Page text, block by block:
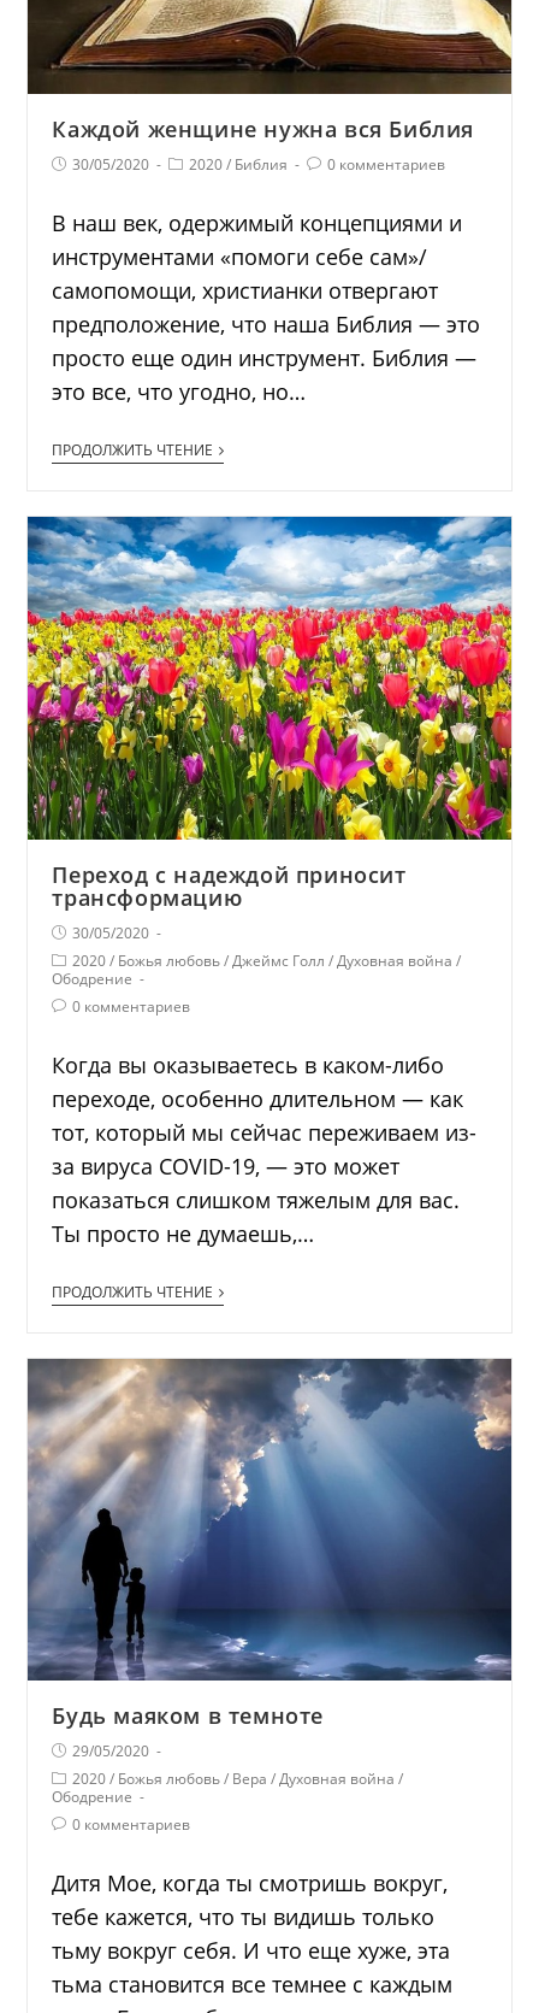
Каждой женщине нужна вся Библия
30/05/2020 2020 / Библия 0 комментариев
В наш век, одержимый концепциями и
инструментами «помоги себе сам»/
самопомощи, христианки отвергают
предположение, что наша Библия — это
просто еще один инструмент. Библия —
это все, что угодно, но…
ПРОДОЛЖИТЬ ЧТЕНИЕ
Переход с надеждой приносит
трансформацию
30/05/2020
2020 / Божья любовь / Джеймс Голл / Духовная война /
Ободрение
0 комментариев
Когда вы оказываетесь в каком-либо
переходе, особенно длительном — как
тот, который мы сейчас переживаем из-
за вируса COVID-19, — это может
показаться слишком тяжелым для вас.
Ты просто не думаешь,…
ПРОДОЛЖИТЬ ЧТЕНИЕ
Будь маяком в темноте
29/05/2020
2020 / Божья любовь / Вера / Духовная война /
Ободрение
0 комментариев
Дитя Мое, когда ты смотришь вокруг,
тебе кажется, что ты видишь только
тьму вокруг себя. И что еще хуже, эта
тьма становится все темнее с каждым